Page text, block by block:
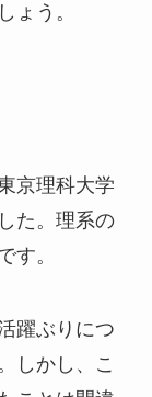
ょう。
京理科大学
た。理系の
す。
躍ぶりにつ
しかし、こ